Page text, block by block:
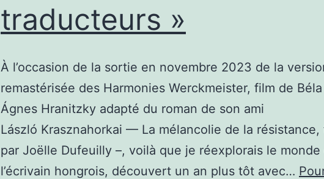
traducteurs »
À l’occasion de la sortie en novembre 2023 de la
remastérisée des Harmonies Werckmeister, film de
Ágnes Hranitzky adapté du roman de son ami
László Krasznahorkai — La mélancolie de la résistance,
par Joëlle Dufeuilly –, voilà que je réexplorais le monde
l’écrivain hongrois, découvert un an plus tôt avec…